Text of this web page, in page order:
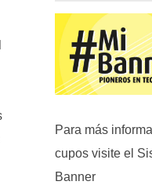
Para más
cupos visite el
Banner